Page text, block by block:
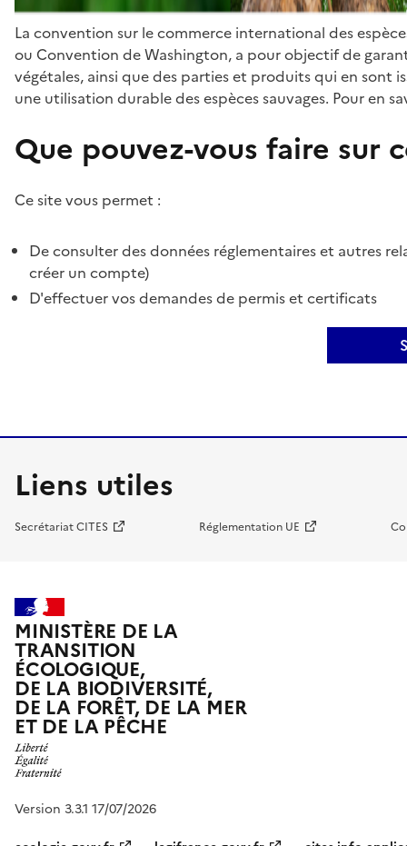
La convention sur le commerce international des
ou Convention de Washington, a pour objectif de
végétales, ainsi que des parties et produits qui en sont
une utilisation durable des espèces sauvages. Pour en
Que pouvez-vous faire sur
Ce site vous permet :
De consulter des données réglementaires et autres
créer un compte)
D'effectuer vos demandes de permis et certificats
Liens utiles
Secrétariat CITES Réglementation UE
MINISTÈRE DE LA
TRANSITION
ÉCOLOGIQUE,
DE LA BIODIVERSITÉ,
DE LA FORÊT, DE LA MER
ET DE LA PÊCHE
Version 3.3.1 17/07/2026